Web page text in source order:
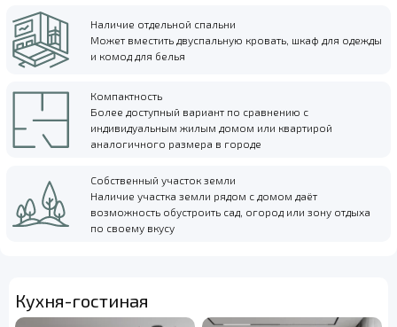
Наличие отдельной спальни
Может вместить двуспальную кровать, шкаф для одежды
и комод для белья
Компактность
Более доступный вариант по сравнению с
индивидуальным жилым домом или квартирой
аналогичного размера в городе
Собственный участок земли
Наличие участка земли рядом с домом даёт
возможность обустроить сад, огород или зону отдыха
по своему вкусу
Кухня-гостиная